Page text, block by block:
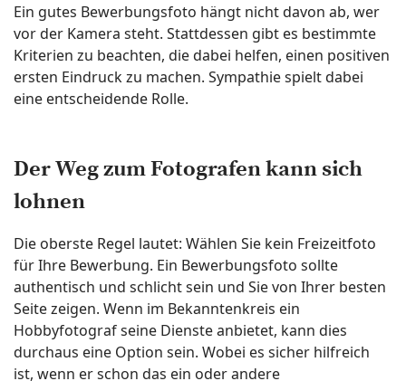
Ein gutes Bewerbungsfoto hängt nicht davon ab, wer
vor der Kamera steht. Stattdessen gibt es bestimmte
Kriterien zu beachten, die dabei helfen, einen positiven
ersten Eindruck zu machen. Sympathie spielt dabei
eine entscheidende Rolle.
Der Weg zum Fotografen kann sich
lohnen
Die oberste Regel lautet: Wählen Sie kein Freizeitfoto
für Ihre Bewerbung. Ein Bewerbungsfoto sollte
authentisch und schlicht sein und Sie von Ihrer besten
Seite zeigen. Wenn im Bekanntenkreis ein
Hobbyfotograf seine Dienste anbietet, kann dies
durchaus eine Option sein. Wobei es sicher hilfreich
ist, wenn er schon das ein oder andere